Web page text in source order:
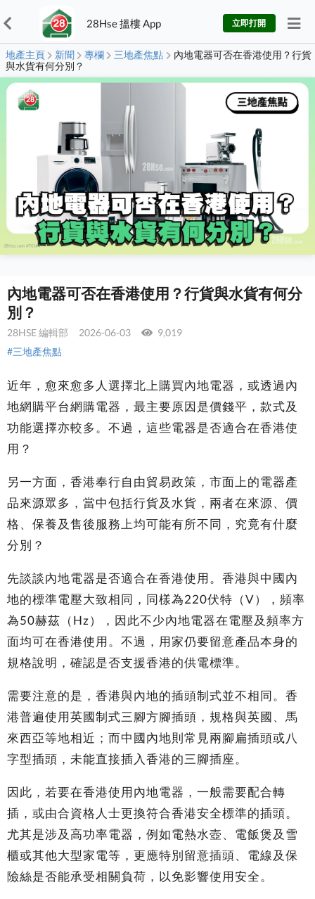
28Hse 搵樓 App 立即打開
地產主頁 新聞 專欄 三地產焦點
內地電器可否在香港使用？行貨
與水貨有何分別？
內地電器可否在香港使用？行貨與水貨有何分
別？
28HSE 編輯部 2026-06-03
9,019
#三地產焦點
近年，愈來愈多人選擇北上購買內地電器，或透過內
地網購平台網購電器，最主要原因是價錢平，款式及
功能選擇亦較多。不過，這些電器是否適合在香港使
用？
另一方面，香港奉行自由貿易政策，市面上的電器產
品來源眾多，當中包括行貨及水貨，兩者在來源、價
格、保養及售後服務上均可能有所不同，究竟有什麼
分別？
先談談內地電器是否適合在香港使用。香港與中國內
地的標準電壓大致相同，同樣為220伏特（V），頻率
為50赫茲（Hz），因此不少內地電器在電壓及頻率方
面均可在香港使用。不過，用家仍要留意產品本身的
規格說明，確認是否支援香港的供電標準。
需要注意的是，香港與內地的插頭制式並不相同。香
港普遍使用英國制式三腳方腳插頭，規格與英國、馬
來西亞等地相近；而中國內地則常見兩腳扁插頭或八
字型插頭，未能直接插入香港的三腳插座。
因此，若要在香港使用內地電器，一般需要配合轉
插，或由合資格人士更換符合香港安全標準的插頭。
尤其是涉及高功率電器，例如電熱水壺、電飯煲及雪
櫃或其他大型家電等，更應特別留意插頭、電線及保
險絲是否能承受相關負荷，以免影響使用安全。